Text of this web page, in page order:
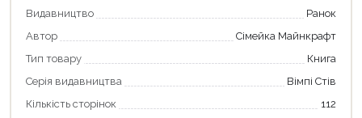
Видавництво
Ранок
Автор
Сімейка Майнкрафт
Тип товару
Книга
Серія видавництва
Вімпі Стів
Кількість сторінок
112
Продовжити покупки